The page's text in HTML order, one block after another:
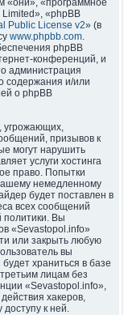
«они», «программное
«phpBB
Public License v2» (в
www.phpbb.com.
phpBB
конференций, и
администрация
содержания и/или
о phpBB
угрожающих,
призывов к
могут нарушить
услуги хостинга
право. Попытки
немедленному
будет поставлен в
всех сообщений
политики. Вы
«Sevastopol.info»
или закрыть любую
вы
храниться в базе
лицам без
«Sevastopol.info»,
хакеров,
доступу к ней.